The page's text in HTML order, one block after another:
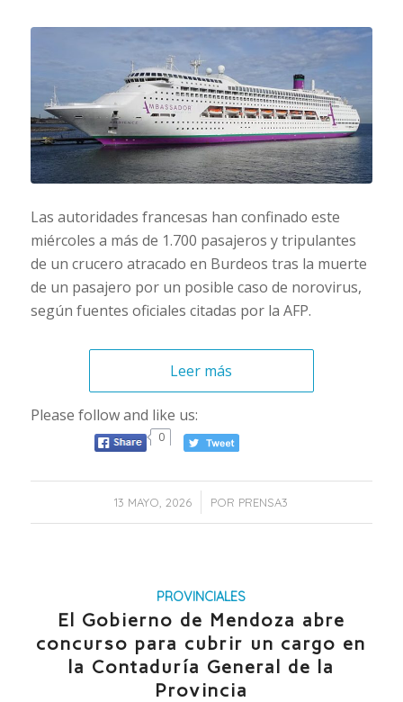
Las autoridades francesas han confinado este
miércoles a más de 1.700 pasajeros y tripulantes
de un crucero atracado en Burdeos tras la muerte
de un pasajero por un posible caso de norovirus,
según fuentes oficiales citadas por la AFP.
Leer más
Please follow and like us:
0
13 MAYO, 2026
/ POR PRENSA3
PROVINCIALES
El Gobierno de Mendoza abre
concurso para cubrir un cargo en
la Contaduría General de la
Provincia